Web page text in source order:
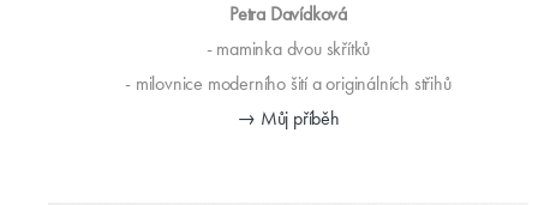
Petra Davídková
- maminka dvou skřítků
- milovnice moderního šití a originálních střihů
→ Můj příběh